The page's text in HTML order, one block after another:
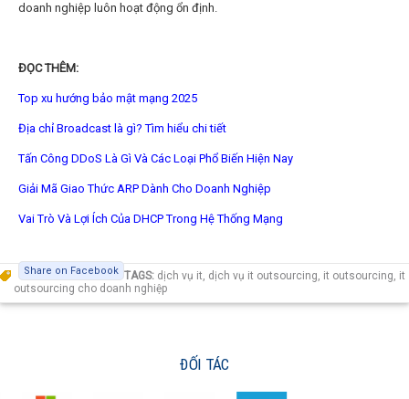
doanh nghiệp luôn hoạt động ổn định.
ĐỌC THÊM:
Top xu hướng bảo mật mạng 2025
Địa chỉ Broadcast là gì? Tìm hiểu chi tiết
Tấn Công DDoS Là Gì Và Các Loại Phổ Biến Hiện Nay
Giải Mã Giao Thức ARP Dành Cho Doanh Nghiệp
Vai Trò Và Lợi Ích Của DHCP Trong Hệ Thống Mạng
Share on Facebook TAGS: dịch vụ it, dịch vụ it outsourcing, it outsourcing, it
outsourcing cho doanh nghiệp
ĐỐI TÁC